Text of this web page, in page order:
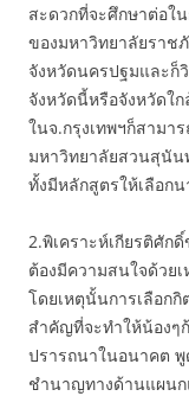
สะดวกที่จะศึกษาต่อใ
ของมหาวิทยาลัยราช
จังหวัดนครปฐมและก็
จังหวัดนี้หรือจังหวัดใ
ในจ.กรุงเทพฯก็สามา
มหาวิทยาลัยสวนสุนัน
ทั้งมีหลักสูตรให้เลือก
2.พิเคราะห์เกียรติศัก
ต้องมีความสนใจด้วย
โดยเหตุนั้นการเลือก
สำคัญที่จะทำให้น้องๆ
ปรารถนาในอนาคต พู
ชำนาญทางด้านแผนก